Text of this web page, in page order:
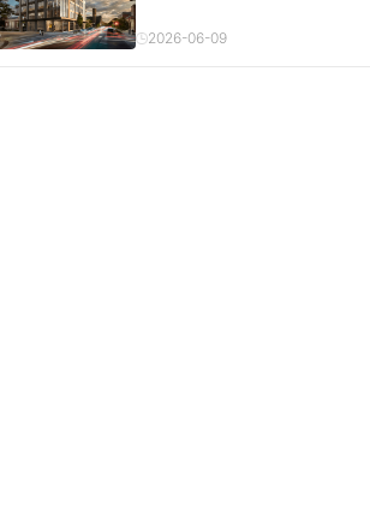
2026-06-09